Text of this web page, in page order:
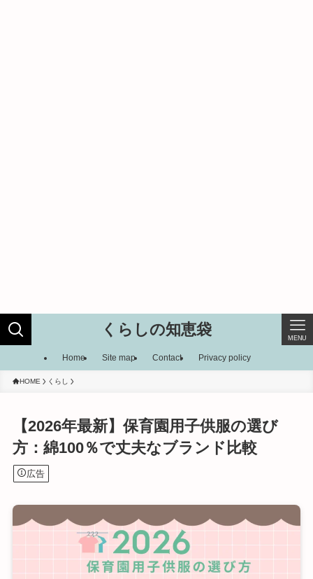
くらしの知恵袋 MENU
Home Site map Contact Privacy policy
HOME くらし
【2026年最新】保育園用子供服の選び
方：綿100％で丈夫なブランド比較
広告